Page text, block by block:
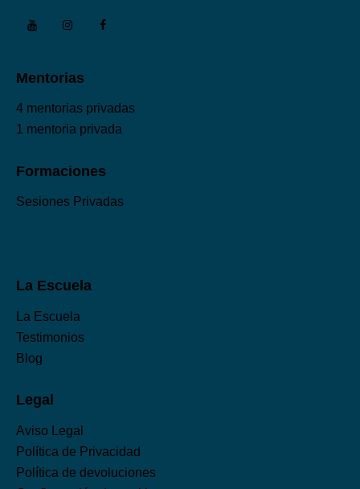
Mentorias
4 mentorias privadas
1 mentoria privada
Formaciones
Sesiones Privadas
La Escuela
La Escuela
Testimonios
Blog
Legal
Aviso Legal
Política de Privacidad
Política de devoluciones